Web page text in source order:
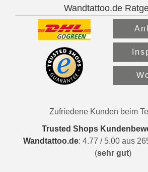
Wandtattoo.de
Zufriedene Kunden beim
Trusted Shops
Wandtattoo.de: 4.77 / 5.00 aus
(sehr gut)